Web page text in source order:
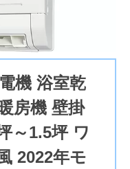
機 浴室乾
房機 壁掛
～1.5坪 ワ
2022年モ